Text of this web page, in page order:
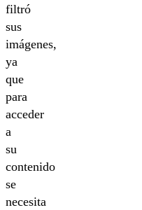
filtró
sus
imágenes,
ya
que
para
acceder
a
su
contenido
se
necesita